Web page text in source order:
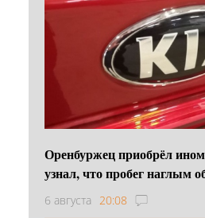
Оренбуржец приобрёл
узнал, что пробег наглым
6 августа 20:08